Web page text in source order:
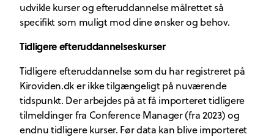
udvikle kurser og efteruddannelse målrettet så
specifikt som muligt mod dine ønsker og behov.
Tidligere efteruddannelseskurser
Tidligere efteruddannelse som du har registreret på
Kiroviden.dk er ikke tilgængeligt på nuværende
tidspunkt. Der arbejdes på at få importeret tidligere
tilmeldinger fra Conference Manager (fra 2023) og
endnu tidligere kurser. Før data kan blive importeret